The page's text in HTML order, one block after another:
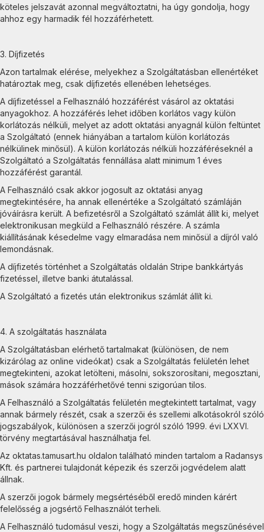
köteles jelszavát azonnal megváltoztatni, ha úgy gondolja, hogy
ahhoz egy harmadik fél hozzáférhetett.
3. Díjfizetés
Azon tartalmak elérése, melyekhez a Szolgáltatásban ellenértéket
határoztak meg, csak díjfizetés ellenében lehetséges.
A díjfizetéssel a Felhasználó hozzáférést vásárol az oktatási
anyagokhoz. A hozzáférés lehet időben korlátos vagy külön
korlátozás nélküli, melyet az adott oktatási anyagnál külön feltüntet
a Szolgáltató (ennek hiányában a tartalom külön korlátozás
nélkülinek minősül). A külön korlátozás nélküli hozzáféréseknél a
Szolgáltató a Szolgáltatás fennállása alatt minimum 1 éves
hozzáférést garantál.
A Felhasználó csak akkor jogosult az oktatási anyag
megtekintésére, ha annak ellenértéke a Szolgáltató számláján
jóváírásra került. A befizetésről a Szolgáltató számlát állít ki, melyet
elektronikusan megküld a Felhasználó részére. A számla
kiállításának késedelme vagy elmaradása nem minősül a díjról való
lemondásnak.
A díjfizetés történhet a Szolgáltatás oldalán Stripe bankkártyás
fizetéssel, illetve banki átutalással.
A Szolgáltató a fizetés után elektronikus számlát állít ki.
4. A szolgáltatás használata
A Szolgáltatásban elérhető tartalmakat (különösen, de nem
kizárólag az online videókat) csak a Szolgáltatás felületén lehet
megtekinteni, azokat letölteni, másolni, sokszorosítani, megosztani,
mások számára hozzáférhetővé tenni szigorúan tilos.
A Felhasználó a Szolgáltatás felületén megtekintett tartalmat, vagy
annak bármely részét, csak a szerzői és szellemi alkotásokról szóló
jogszabályok, különösen a szerzői jogról szóló 1999. évi LXXVI.
törvény megtartásával használhatja fel.
Az oktatas.tamusart.hu oldalon található minden tartalom a Radansys
Kft. és partnerei tulajdonát képezik és szerzői jogvédelem alatt
állnak.
A szerzői jogok bármely megsértéséből eredő minden kárért
felelősség a jogsértő Felhasználót terheli.
A Felhasználó tudomásul veszi, hogy a Szolgáltatás megszűnésével